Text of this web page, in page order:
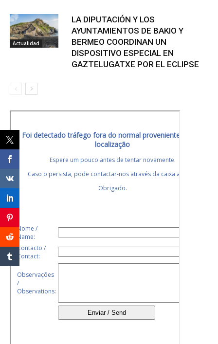
Actualidad
LA DIPUTACIÓN Y LOS
AYUNTAMIENTOS DE BAKIO Y
BERMEO COORDINAN UN
DISPOSITIVO ESPECIAL EN
GAZTELUGATXE POR EL ECLIPSE